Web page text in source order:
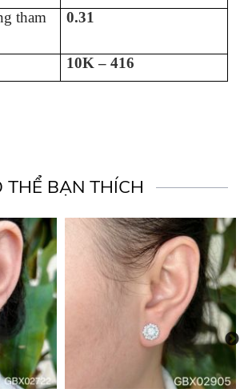
tham
0.31
10K – 416
THỂ BẠN THÍCH